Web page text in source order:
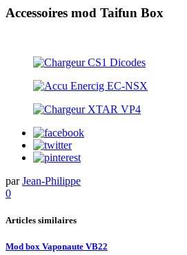
Accessoires mod Taifun Box
par Jean-Philippe
0
Articles similaires
Mod box Vaponaute VB22